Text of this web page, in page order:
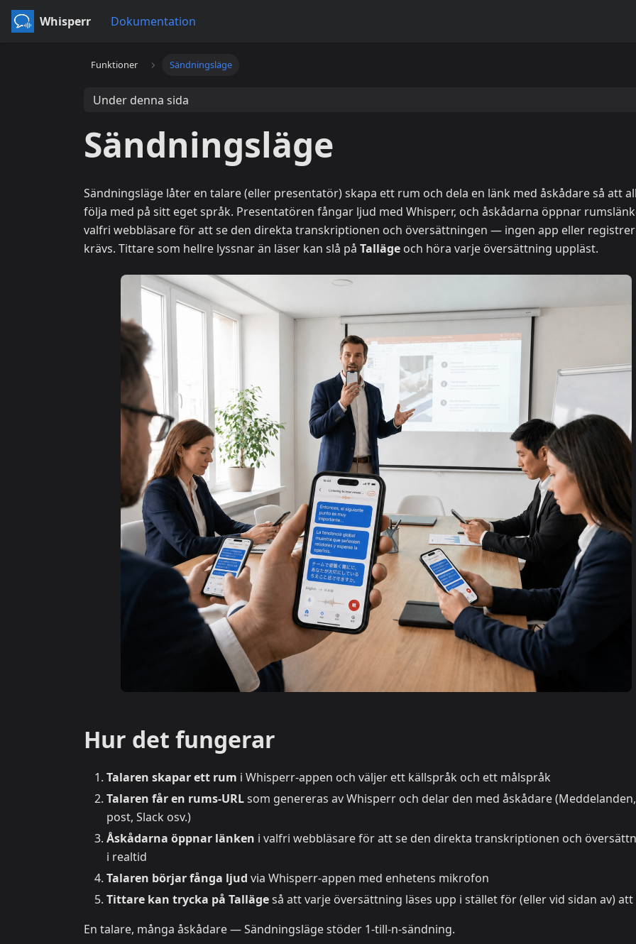
Whisperr Dokumentation
Funktioner Sändningsläge
Under denna sida
Sändningsläge
Sändningsläge låter en talare (eller presentatör) skapa ett rum och dela en länk med åskådare så att
följa med på sitt eget språk. Presentatören fångar ljud med Whisperr, och åskådarna öppnar
valfri webbläsare för att se den direkta transkriptionen och översättningen — ingen app eller
krävs. Tittare som hellre lyssnar än läser kan slå på Talläge och höra varje översättning uppläst.
Hur det fungerar
Talaren skapar ett rum i Whisperr-appen och väljer ett källspråk och ett målspråk
Talaren får en rums-URLsom genereras av Whisperr och delar den med åskådare
post, Slack osv.)
Åskådarna öppnar länken i valfri webbläsare för att se den direkta transkriptionen och
i realtid
Talaren börjar fånga ljud via Whisperr-appen med enhetens mikrofon
Tittare kan trycka på Tallägeså att varje översättning läses upp i stället för (eller vid sidan av) att
En talare, många åskådare — Sändningsläge stöder 1-till-n-sändning.